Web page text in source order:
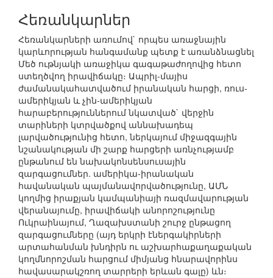
Հեռանկարներ
Հեռանկարների առումով` որպես առաջնային
կարևորության հանգամանք պետք է առանձնացնել
Մեծ ութնյակի առաջիկա գագաթաժողովից հետո
ստեղծվող իրավիճակը։ Ապրիլ-մայիս
ժամանակահատվածում իրանական հարցի, ռուս-
ամերիկյան և չին-ամերիկյան
հարաբերություններում նկատված` վերջին
տարիների կտրվածքով աննախադեպ
լարվածությունից հետո, ներկայում միջազգային
նշանակության մի շարք հարցերի առնչությամբ
ընթանում են նախակոնսենսուսային
զարգացումներ. ամերիկա-իրանական
հավանական պայմանավորվածությունը, ԱՄՆ
կողմից իրաքյան կամպանիայի ռազմավարության
վերանայումը, իրավիճակի անորոշությունը
Ուկրաինայում, Ղազախստանի շուրջ ընթացող
զարգացումները (այդ երկրի էներգակիրների
արտահանման խնդիրն ու աշխարհաքաղաքական
կողմնորոշման հարցում միմյանց հնարավորինս
հավասարակշռող տարրերի երևան գալը) ևն։